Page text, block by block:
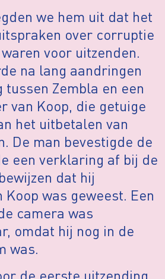
we hem uit dat het
over corruptie
voor uitzenden.
na lang aandringen
tussen Zembla en een
van Koop, die getuige
het uitbetalen van
De man bevestigde de
een verklaring af bij de
dat hij
was geweest. Een
camera was
omdat hij nog in de
was.
de eerste uitzending